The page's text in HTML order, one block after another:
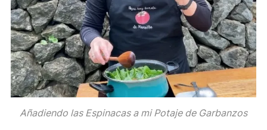
Añadiendo las Espinacas a mi Potaje de Garbanzos